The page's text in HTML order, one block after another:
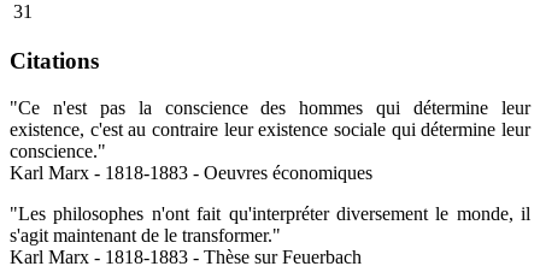
31
Citations
"Ce n'est pas la conscience des hommes qui détermine leur
existence, c'est au contraire leur existence sociale qui détermine leur
conscience."
Karl Marx - 1818-1883 - Oeuvres économiques
"Les philosophes n'ont fait qu'interpréter diversement le monde, il
s'agit maintenant de le transformer."
Karl Marx - 1818-1883 - Thèse sur Feuerbach